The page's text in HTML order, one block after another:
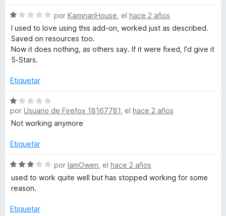
o
n
1
d
e
a
o
r
ó
o
1
d
e
S
e
v
a
r
c
o
n
d
5
por KaminariHouse , el hace 2 años
I used to love using this add-on, worked just as described.
Saved on resources too.
Now it does nothing, as others say. If it were fixed, I'd give it
5-Stars.
Etiquetar
S
e
v
l
r
ó
c
n
por Usuario de Firefox 18167781 , el hace 2 años
Not working anymore
Etiquetar
S
e
v
l
por IamOwen , el hace 2 años
used to work quite well but has stopped working for some
reason.
Etiquetar